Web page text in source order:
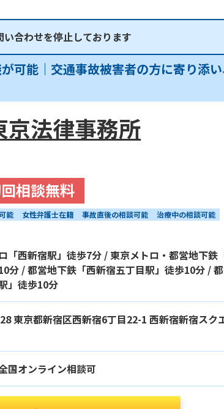
合わせを停止しております
可能｜交通事故被害者の方に寄り添
法律事務所
相談無料
能 女性弁護士在籍 事故直後の相談可能
治療中の相談可能
「西新宿駅」徒歩7分 / 東京メトロ・都営地下鉄
分 / 都営地下鉄「西新宿五丁目駅」徒歩10分 /
」徒歩10分
東京都新宿区西新宿6丁目22-1 西新宿新宿スク
国オンライン相談可